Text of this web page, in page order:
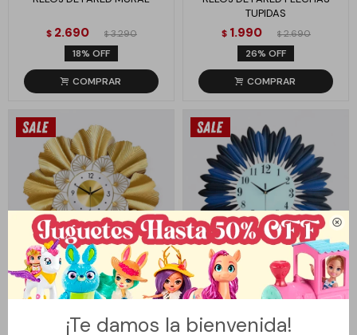

¡Te damos la bienvenida!
$ 2.690 $ 3.290
18
TUPIDAS
$ 1.990 $ 2.690
26
LlegaLUNES
RELOJ DE PARED FLORES
DORADAS
LlegaLUNES
RELOJ DE PARED FLECHAS AZUL
Y NEGRAS